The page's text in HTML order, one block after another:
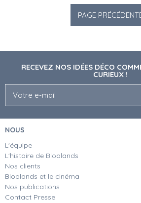
RECEVEZ NOS IDÉES DÉCO
CURIEUX !
NOUS
L'équipe
L'histoire de Bloolands
Nos clients
Bloolands et le cinéma
Nos publications
Contact Presse